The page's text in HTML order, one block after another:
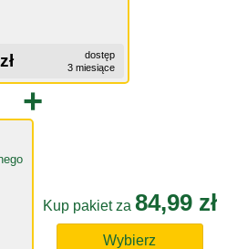
dostęp
3 miesiące
+
Kup pakiet za 84,99 zł
Wybierz